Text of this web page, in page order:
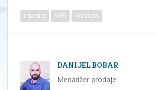
internet WiFi Wireless
DANIJEL BOBAR
Menadžer prodaje